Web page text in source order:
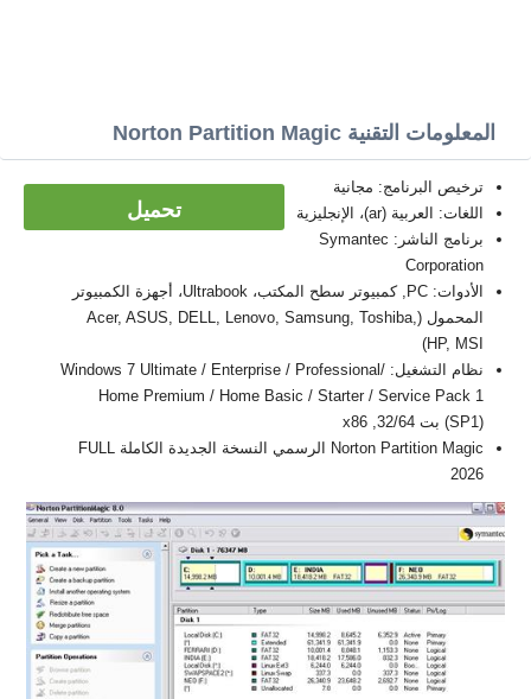
المعلومات التقنية Norton Partition Magic
تحميل
ترخيص البرنامج: مجانية
اللغات: العربية (ar)، الإنجليزية
برنامج الناشر: Symantec
Corporation
الأدوات: PC, كمبيوتر سطح المكتب، Ultrabook، أجهزة الكمبيوتر
المحمول (Acer, ASUS, DELL, Lenovo, Samsung, Toshiba,
HP, MSI)
نظام التشغيل: Windows 7 Ultimate / Enterprise / Professional/
Home Premium / Home Basic / Starter / Service Pack 1
(SP1) بت 32/64, x86
Norton Partition Magic الرسمي النسخة الجديدة الكاملة FULL
2026